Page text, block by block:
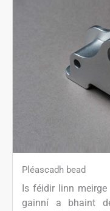
Pléascadh bead
Is féidir linn
gainní a bhaint